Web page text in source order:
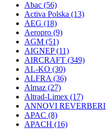
Abac (56)
Activa Polska (13)
AEG (18)
Aeropro (9)
AGM (51)
AIGNEP(11)
AIRCRAFT (349)
AL-KO (30)
ALFRA (36)
Almaz (27)
Altrad-Limex (17)
ANNOVI REVERBERI
APAC (8)
APACH (16)